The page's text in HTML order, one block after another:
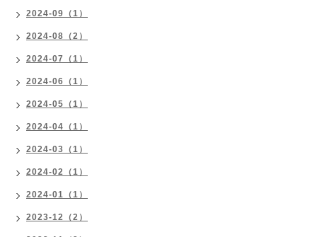
2024-09（1）
2024-08（2）
2024-07（1）
2024-06（1）
2024-05（1）
2024-04（1）
2024-03（1）
2024-02（1）
2024-01（1）
2023-12（2）